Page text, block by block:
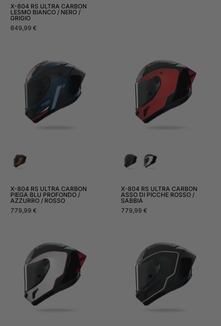
X-804 RS ULTRA CARBON
LESMO BIANCO / NERO /
GRIGIO
Prezzo
849,99 €
X-804 RS ULTRA CARBON
PIEGA BLU PROFONDO /
AZZURRO / ROSSO
Prezzo
779,99 €
X-804 RS ULTRA CARBON
ASSO DI PICCHE ROSSO /
SABBIA
Prezzo
779,99 €